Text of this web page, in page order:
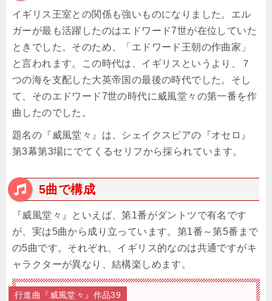
イギリス王室との関係も強いものになりました。エル
ガーが最も活躍したのはエドワード7世が在位していた
ときでした。そのため、「エドワード王朝の作曲家」
と言われます。この時代は、イギリスというより、７
つの海を支配した大英帝国の最後の時代でした。そし
て、そのエドワード7世の時代に威風堂々の第一番を作
曲したのでした。
題名の『威風堂々』は、シェイクスピアの『オセロ』
第3幕第3場にでてくるセリフから採られています。
5曲で構成
『威風堂々』といえば、第1番がダントツで有名です
が、実は5曲から成り立っています。第1番～第5番まで
の5曲です。それぞれ、イギリス的なのは共通ですがキ
ャラクターが異なり、結構楽しめます。
行進曲『威風堂々』作品39